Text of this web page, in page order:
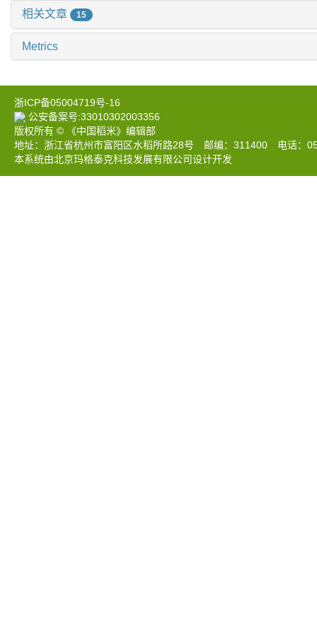
相关文章 15
Metrics
浙ICP备05004719号-16
公安备案号:33010302003356
版权所有 © 《中国稻米》编辑部
地址：浙江省杭州市富阳区水稻所路28号 邮编：311400 电话：
本系统由北京玛格泰克科技发展有限公司设计开发